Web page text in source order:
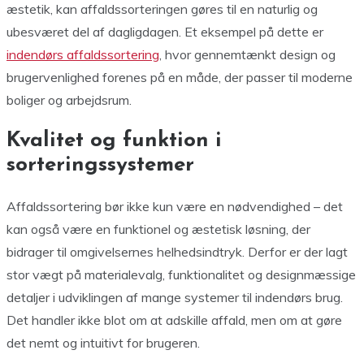
æstetik, kan affaldssorteringen gøres til en naturlig og
ubesværet del af dagligdagen. Et eksempel på dette er
indendørs affaldssortering, hvor gennemtænkt design og
brugervenlighed forenes på en måde, der passer til moderne
boliger og arbejdsrum.
Kvalitet og funktion i
sorteringssystemer
Affaldssortering bør ikke kun være en nødvendighed – det
kan også være en funktionel og æstetisk løsning, der
bidrager til omgivelsernes helhedsindtryk. Derfor er der lagt
stor vægt på materialevalg, funktionalitet og designmæssige
detaljer i udviklingen af mange systemer til indendørs brug.
Det handler ikke blot om at adskille affald, men om at gøre
det nemt og intuitivt for brugeren.